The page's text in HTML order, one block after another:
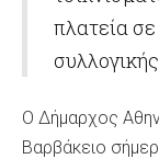
πλατεία
Ο Δήμαρχος
Βαρβάκειο